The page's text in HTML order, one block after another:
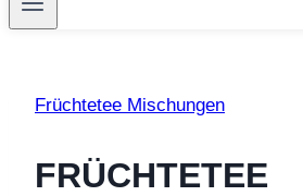
Früchtetee Mischungen
FRÜCHTETEE